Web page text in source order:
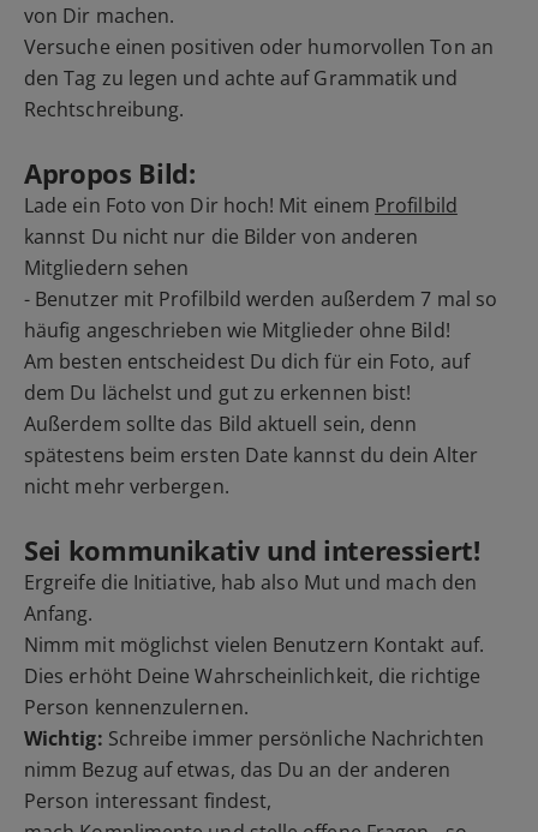
von Dir machen.
Versuche einen positiven oder humorvollen Ton an
den Tag zu legen und achte auf Grammatik und
Rechtschreibung.
Apropos Bild:
Lade ein Foto von Dir hoch! Mit einem Profilbild
kannst Du nicht nur die Bilder von anderen
Mitgliedern sehen
- Benutzer mit Profilbild werden außerdem 7 mal so
häufig angeschrieben wie Mitglieder ohne Bild!
Am besten entscheidest Du dich für ein Foto, auf
dem Du lächelst und gut zu erkennen bist!
Außerdem sollte das Bild aktuell sein, denn
spätestens beim ersten Date kannst du dein Alter
nicht mehr verbergen.
Sei kommunikativ und interessiert!
Ergreife die Initiative, hab also Mut und mach den
Anfang.
Nimm mit möglichst vielen Benutzern Kontakt auf.
Dies erhöht Deine Wahrscheinlichkeit, die richtige
Person kennenzulernen.
Wichtig: Schreibe immer persönliche Nachrichten
nimm Bezug auf etwas, das Du an der anderen
Person interessant findest,